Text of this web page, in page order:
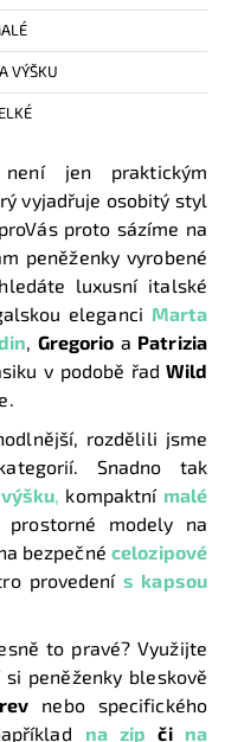
VÝŠKU
jen praktickým
vyjadřuje osobitý styl
proto sázíme na
peněženky vyrobené
luxusní italské
eleganci Marta
, Gregorio a Patrizia
v podobě řad Wild
rozdělili jsme
Snadno tak
, kompaktní malé
modely na
bezpečné celozipové
provedenís kapsou
to pravé? Využijte
peněženky bleskově
nebo specifického
na zip či na